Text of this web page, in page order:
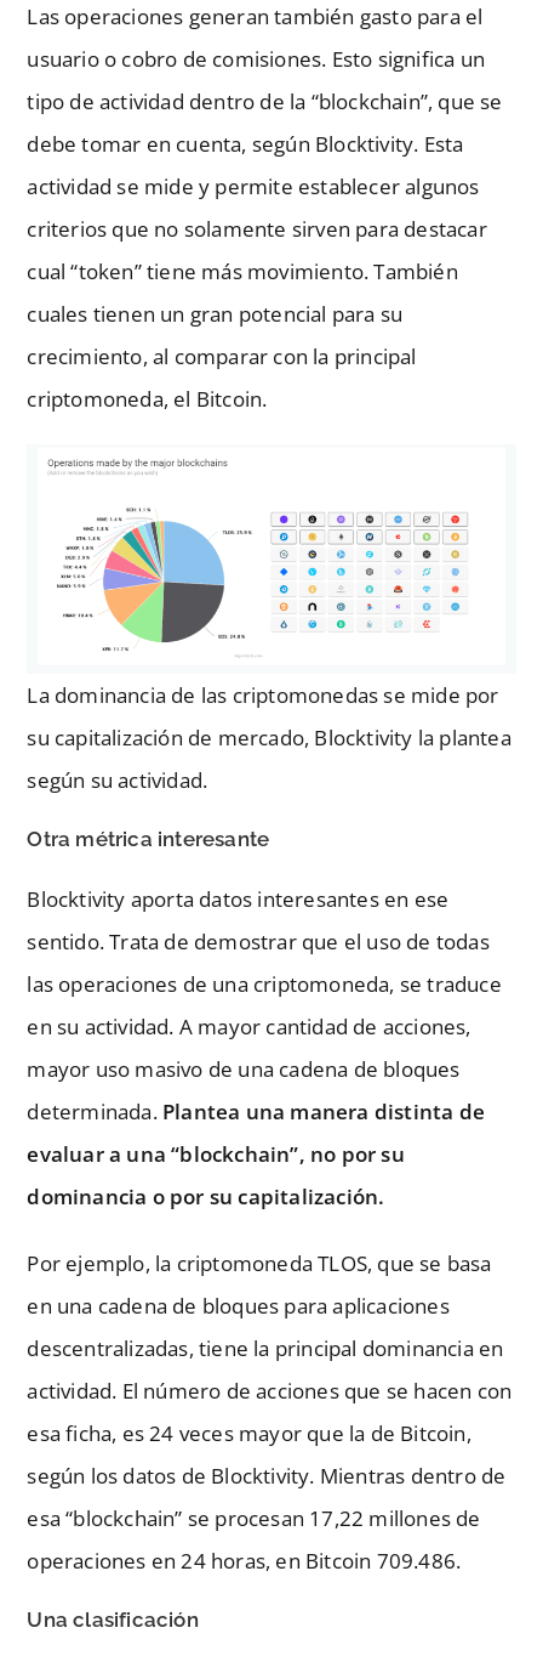
Las operaciones generan también gasto para el
usuario o cobro de comisiones. Esto significa un
tipo de actividad dentro de la “blockchain”, que se
debe tomar en cuenta, según Blocktivity. Esta
actividad se mide y permite establecer algunos
criterios que no solamente sirven para destacar
cual “token” tiene más movimiento. También
cuales tienen un gran potencial para su
crecimiento, al comparar con la principal
criptomoneda, el Bitcoin.
La dominancia de las criptomonedas se mide por
su capitalización de mercado, Blocktivity la plantea
según su actividad.
Otra métrica interesante
Blocktivity aporta datos interesantes en ese
sentido. Trata de demostrar que el uso de todas
las operaciones de una criptomoneda, se traduce
en su actividad. A mayor cantidad de acciones,
mayor uso masivo de una cadena de bloques
determinada. Plantea una manera distinta de
evaluar a una “blockchain”, no por su
dominancia o por su capitalización.
Por ejemplo, la criptomoneda TLOS, que se basa
en una cadena de bloques para aplicaciones
descentralizadas, tiene la principal dominancia en
actividad. El número de acciones que se hacen con
esa ficha, es 24 veces mayor que la de Bitcoin,
según los datos de Blocktivity. Mientras dentro de
esa “blockchain” se procesan 17,22 millones de
operaciones en 24 horas, en Bitcoin 709.486.
Una clasificación